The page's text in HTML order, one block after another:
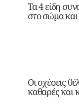
Τα 4 είδη
στο σώμα
Οι σχέσεις
καθαρές και